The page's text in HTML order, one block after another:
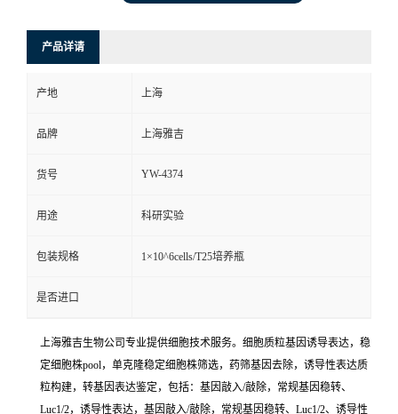
产品详请
产地 上海
品牌 上海雅吉
货号 YW-4374
用途 科研实验
包装规格 1×10^6cells/T25培养瓶
是否进口
上海雅吉生物公司专业提供细胞技术服务。细胞质粒基因诱导表达，稳
定细胞株pool，单克隆稳定细胞株筛选，药筛基因去除，诱导性表达质
粒构建，转基因表达鉴定，包括：基因敲入/敲除，常规基因稳转、
Luc1/2，诱导性表达，基因敲入/敲除，常规基因稳转、Luc1/2、诱导性